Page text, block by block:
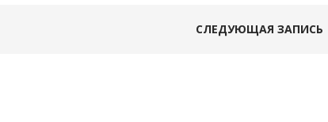
СЛЕДУЮЩАЯ ЗАПИСЬ